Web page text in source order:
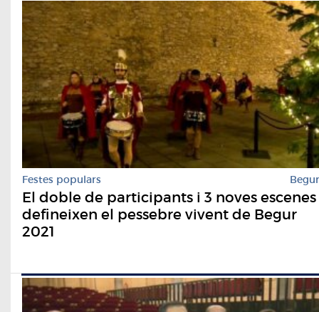
Festes populars Begur
El doble de participants i 3 noves escenes
defineixen el pessebre vivent de Begur
2021